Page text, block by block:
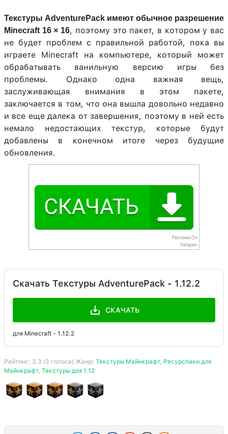
Текстуры AdventurePack имеют обычное разрешение
Minecraft 16 × 16, поэтому это пакет, в котором у вас
не будет проблем с правильной работой, пока вы
играете Minecraft на компьютере, который может
обрабатывать ванильную версию игры без
проблемы. Однако одна важная вещь,
заслуживающая внимания в этом пакете,
заключается в том, что она вышла довольно недавно
и все еще далека от завершения, поэтому в ней есть
немало недостающих текстур, которые будут
добавлены в конечном итоге через будущие
обновления.
Скачать Текстуры AdventurePack - 1.12.2
СКАЧАТЬ
для Minecraft - 1.12.2
Рейтинг: 3.3 (3 голоса) Жанр: Текстуры Майнкрафт, Ресурспаки для
Майнкрафт, Текстуры для 1.12